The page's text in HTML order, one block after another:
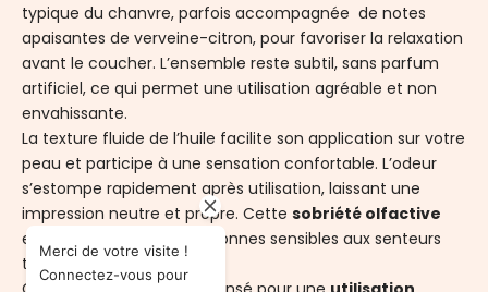
typique du chanvre, parfois accompagnée de notes
apaisantes de verveine-citron, pour favoriser la relaxation
avant le coucher. L’ensemble reste subtil, sans parfum
artificiel, ce qui permet une utilisation agréable et non
envahissante.
La texture fluide de l’huile facilite son application sur votre
peau et participe à une sensation confortable. L’odeur
s’estompe rapidement après utilisation, laissant une
impression neutre et propre. Cette sobriété olfactive
est appréciée par les personnes sensibles aux senteurs
trop marquées.
Merci de votre visite !
Connectez-vous pour